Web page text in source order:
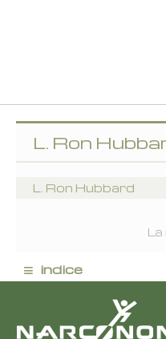
L. Ron
L. Ron Hubbard
≡ indice